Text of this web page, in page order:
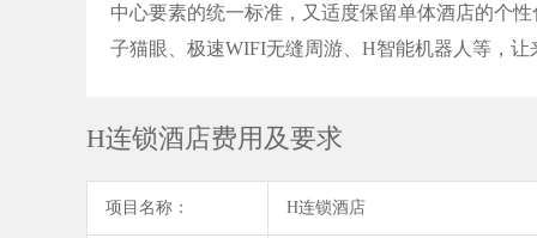
中心要素的统一标准，又适度保留单体酒店的个
子猫眼、极速WIFI无缝周游、H智能机器人等，
H连锁酒店费用及要求
项目名称： H连锁酒店